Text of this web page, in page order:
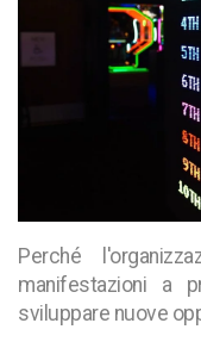
Perché
manifestazioni a
sviluppare nuove